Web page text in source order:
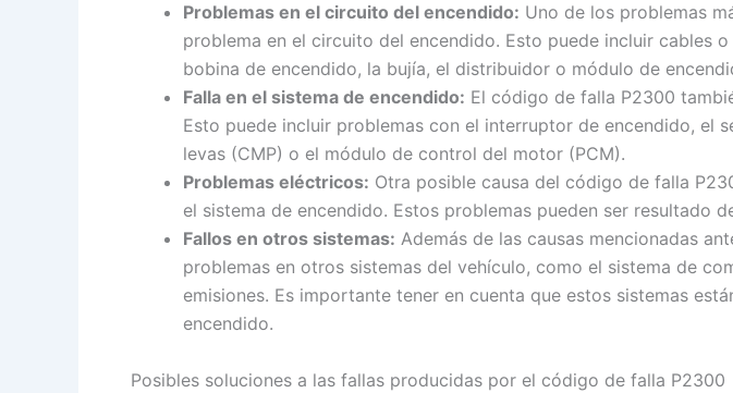
Problemas en el circuito del encendido: Uno de los problemas
problema en el circuito del encendido. Esto puede incluir cables
bobina de encendido, la bujía, el distribuidor o módulo de
Falla en el sistema de encendido: El código de falla P2300
Esto puede incluir problemas con el interruptor de encendido, el
levas (CMP) o el módulo de control del motor (PCM).
Problemas eléctricos: Otra posible causa del código de falla
el sistema de encendido. Estos problemas pueden ser resultado
Fallos en otros sistemas: Además de las causas mencionadas
problemas en otros sistemas del vehículo, como el sistema de
emisiones. Es importante tener en cuenta que estos sistemas
encendido.
Posibles soluciones a las fallas producidas por el código de falla P2300